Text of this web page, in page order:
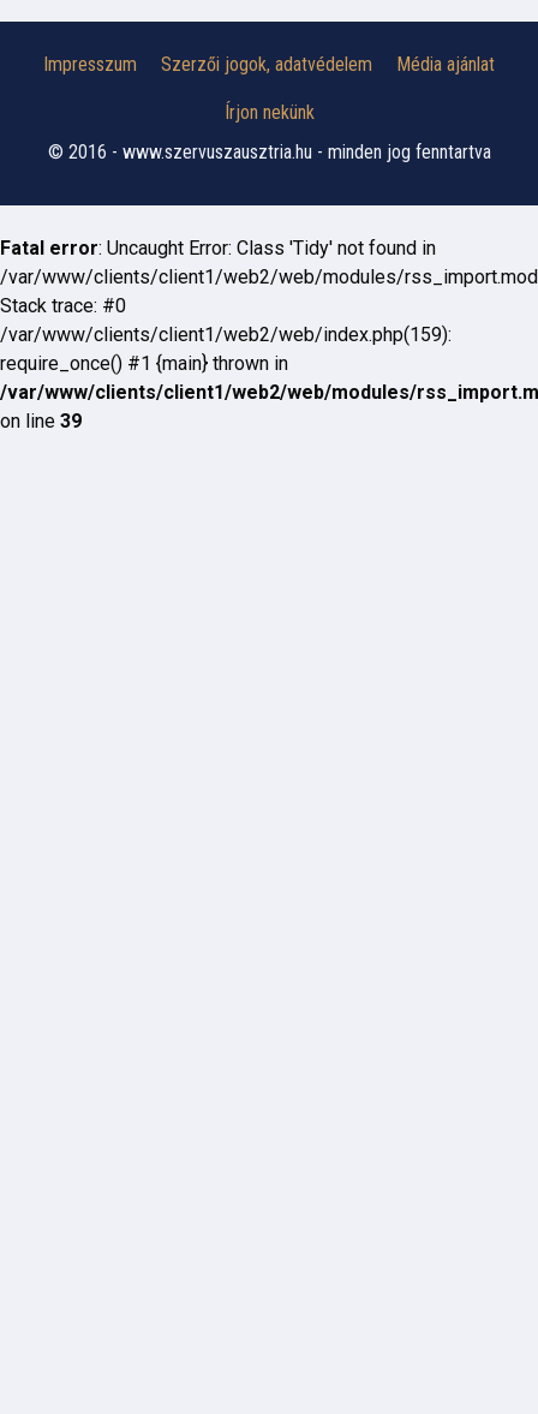
Impresszum Szerzői jogok, adatvédelem Média ajánlat
Írjon nekünk
© 2016 - www.szervuszausztria.hu - minden jog fenntartva
Fatal error: Uncaught Error: Class 'Tidy' not found in
/var/www/clients/client1/web2/web/modules/
Stack trace: #0
/var/www/clients/client1/web2/web/index.php(159):
require_once() #1 {main} thrown in
/var/www/clients/client1/web2/web/modules/
on line 39